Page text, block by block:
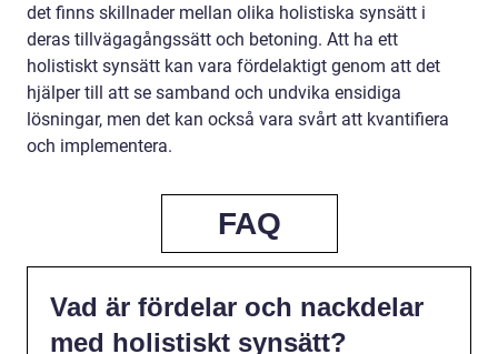
det finns skillnader mellan olika holistiska synsätt i
deras tillvägagångssätt och betoning. Att ha ett
holistiskt synsätt kan vara fördelaktigt genom att det
hjälper till att se samband och undvika ensidiga
lösningar, men det kan också vara svårt att kvantifiera
och implementera.
FAQ
Vad är fördelar och nackdelar
med holistiskt synsätt?